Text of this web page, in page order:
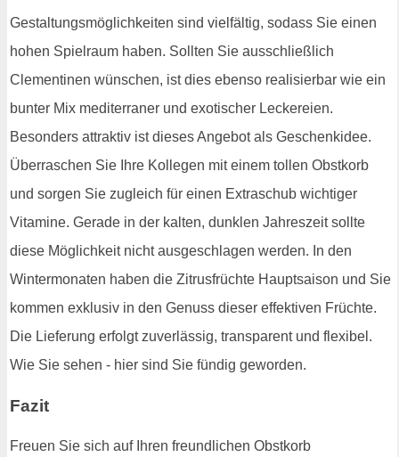
Gestaltungsmöglichkeiten sind vielfältig, sodass Sie einen
hohen Spielraum haben. Sollten Sie ausschließlich
Clementinen wünschen, ist dies ebenso realisierbar wie ein
bunter Mix mediterraner und exotischer Leckereien.
Besonders attraktiv ist dieses Angebot als Geschenkidee.
Überraschen Sie Ihre Kollegen mit einem tollen Obstkorb
und sorgen Sie zugleich für einen Extraschub wichtiger
Vitamine. Gerade in der kalten, dunklen Jahreszeit sollte
diese Möglichkeit nicht ausgeschlagen werden. In den
Wintermonaten haben die Zitrusfrüchte Hauptsaison und Sie
kommen exklusiv in den Genuss dieser effektiven Früchte.
Die Lieferung erfolgt zuverlässig, transparent und flexibel.
Wie Sie sehen - hier sind Sie fündig geworden.
Fazit
Freuen Sie sich auf Ihren freundlichen Obstkorb